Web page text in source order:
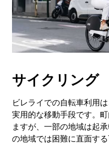
サイクリング
ビレライでの自転車利用
実用的な移動手段です。
ますが、一部の地域は起
の地域では困難に直面す